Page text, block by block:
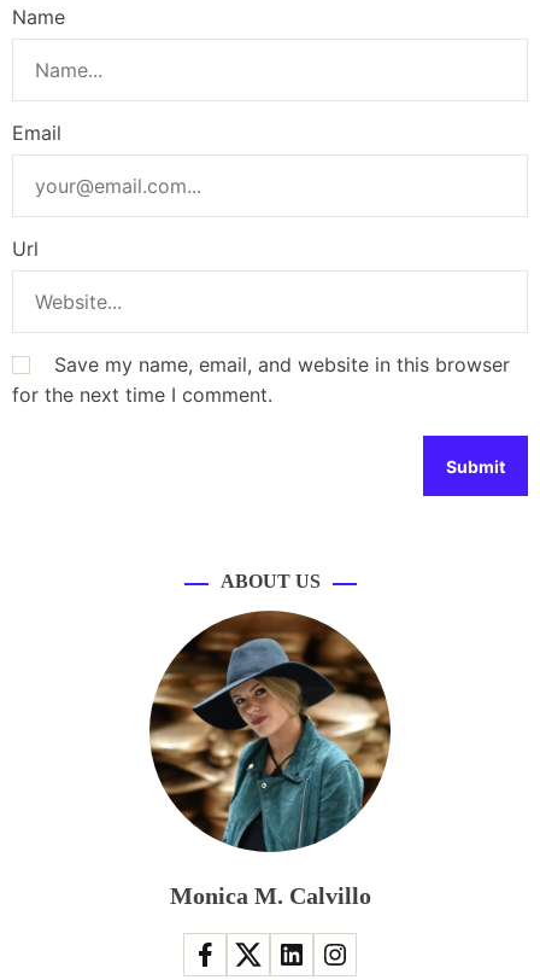
Name
Email
Url
Save my name, email, and website in this browser
for the next time I comment.
ABOUT US
Monica M. Calvillo